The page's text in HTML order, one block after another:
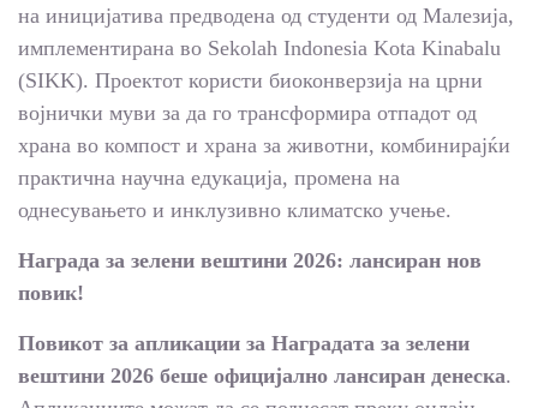
на иницијатива предводена од студенти од Малезија,
имплементирана во Sekolah Indonesia Kota Kinabalu
(SIKK). Проектот користи биоконверзија на црни
војнички муви за да го трансформира отпадот од
храна во компост и храна за животни, комбинирајќи
практична научна едукација, промена на
однесувањето и инклузивно климатско учење.
Награда за зелени вештини 2026: лансиран нов
повик!
Повикот за апликации за Наградата за зелени
вештини 2026 беше официјално лансиран денеска.